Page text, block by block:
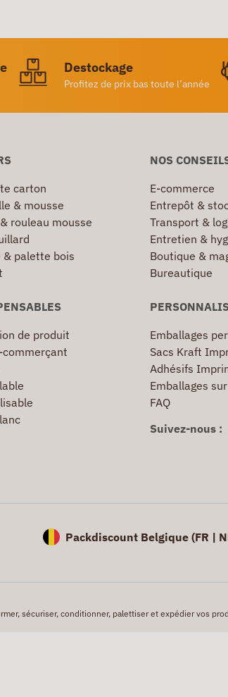
Destockage
Profitez de prix bas toute l’année
carton
& mousse
rouleau mousse
palette bois
NOS
E-commerce
Entrepôt &
Transport &
Entretien &
Boutique &
Bureautique
de produit
commerçant
Emballages
Sacs Kraft
Adhésifs
Emballages
FAQ
Suivez-nous :
Packdiscount Belgique (FR |
sécuriser, conditionner, palettiser et expédier vos